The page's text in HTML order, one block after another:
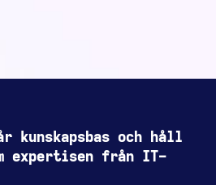
kunskapsbas och håll
expertisen från IT-